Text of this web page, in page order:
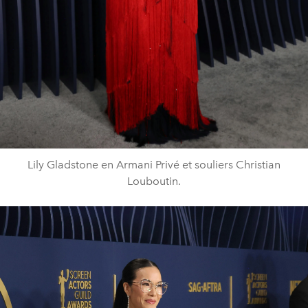
Lily Gladstone en Armani Privé et souliers Christian
Louboutin.